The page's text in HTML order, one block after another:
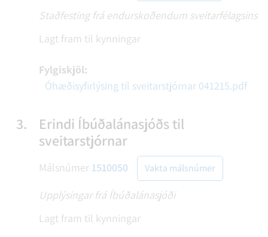
Staðfesting frá endurskoðendum sveitarfélagsins
Lagt fram til kynningar
Fylgiskjöl:
Óhæðisyfirlýsing til sveitarstjórnar 041215.pdf
3.
Erindi Íbúðalánasjóðs til
sveitarstjórnar
Málsnúmer 1510050 Vakta málsnúmer
Upplýsingar frá Íbúðalánasjóði
Lagt fram til kynningar